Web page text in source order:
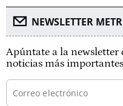
NEWSLETTER
Apúntate a la
noticias más